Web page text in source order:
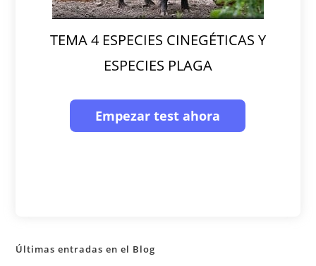
TEMA 4 ESPECIES CINEGÉTICAS Y
ESPECIES PLAGA
Últimas entradas en el Blog